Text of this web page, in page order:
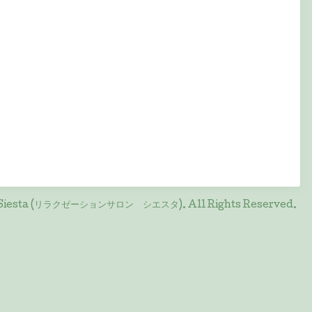
(リラクゼーションサロン シエスタ). All Rights Reserved.